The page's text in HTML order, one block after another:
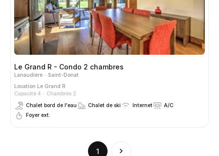
Le Grand R - Condo 2 chambres
Lanaudière
Saint-Donat
Location Le Grand R
Capacité 4
Chambres 2
Chalet bord de l'eau
Chalet de ski Internet
A/C
Foyer ext.
1
(current)